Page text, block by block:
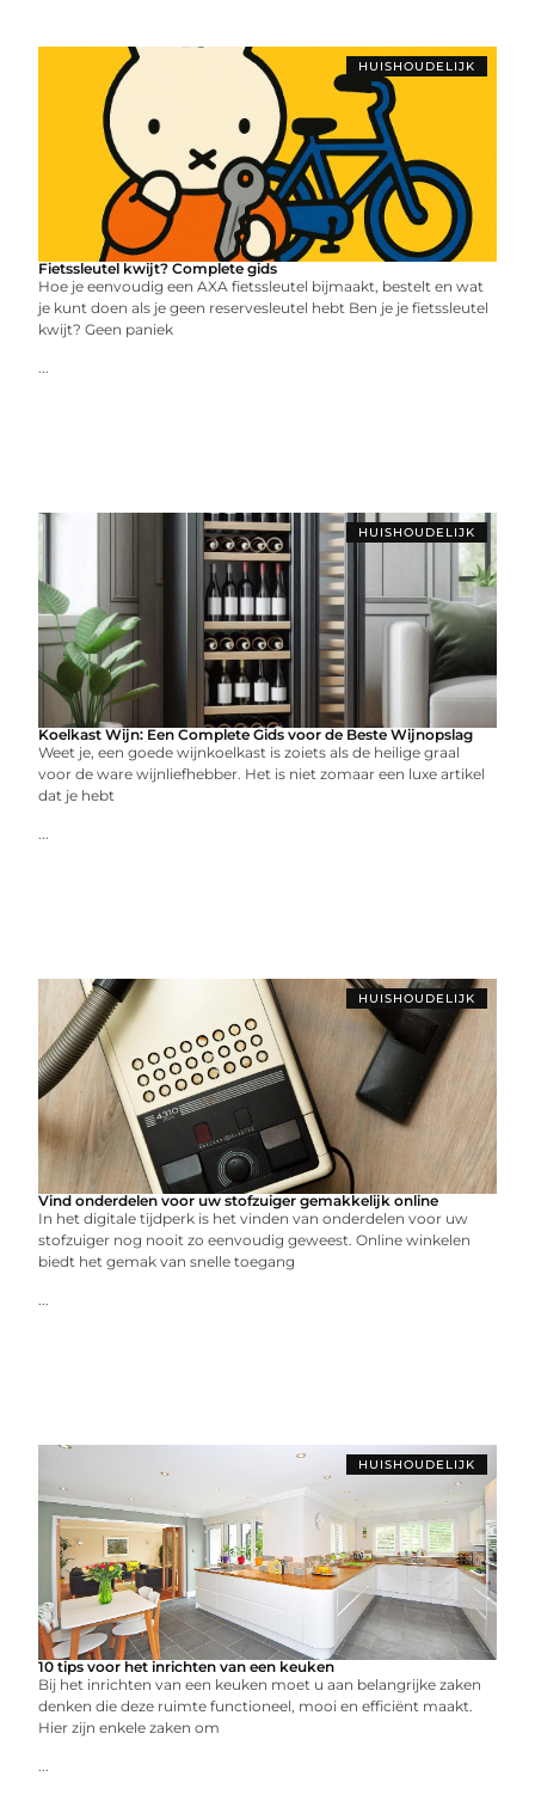
HUISHOUDELIJK
Fietssleutel kwijt? Complete gids
Hoe je eenvoudig een AXA fietssleutel bijmaakt, bestelt en wat
je kunt doen als je geen reservesleutel hebt Ben je je fietssleutel
kwijt? Geen paniek
...
HUISHOUDELIJK
Koelkast Wijn: Een Complete Gids voor de Beste Wijnopslag
Weet je, een goede wijnkoelkast is zoiets als de heilige graal
voor de ware wijnliefhebber. Het is niet zomaar een luxe artikel
dat je hebt
...
HUISHOUDELIJK
Vind onderdelen voor uw stofzuiger gemakkelijk online
In het digitale tijdperk is het vinden van onderdelen voor uw
stofzuiger nog nooit zo eenvoudig geweest. Online winkelen
biedt het gemak van snelle toegang
...
HUISHOUDELIJK
10 tips voor het inrichten van een keuken
Bij het inrichten van een keuken moet u aan belangrijke zaken
denken die deze ruimte functioneel, mooi en efficiënt maakt.
Hier zijn enkele zaken om
...